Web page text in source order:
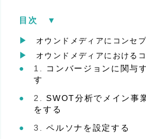
目次 ▼︎
オウンドメディアにコンセ
オウンドメディアにおける
コンバージョンに関与
す
SWOT分析でメイン事
をする
ペルソナを設定する